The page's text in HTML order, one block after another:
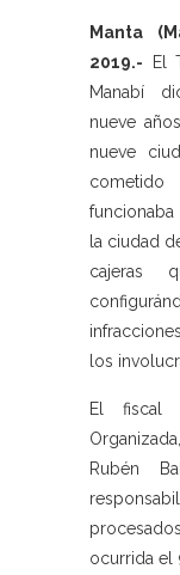
Manta
2019.- El
Manabí
nueve
nueve
cometido
la ciudad
cajeras
los
El fiscal
Rubén
ocurrida el